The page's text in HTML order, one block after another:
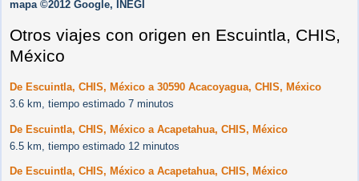
mapa ©2012 Google, INEGI
Otros viajes con origen en Escuintla, CHIS,
México
De Escuintla, CHIS, México a 30590 Acacoyagua, CHIS, México
3.6 km, tiempo estimado 7 minutos
De Escuintla, CHIS, México a Acapetahua, CHIS, México
6.5 km, tiempo estimado 12 minutos
De Escuintla, CHIS, México a Acapetahua, CHIS, México